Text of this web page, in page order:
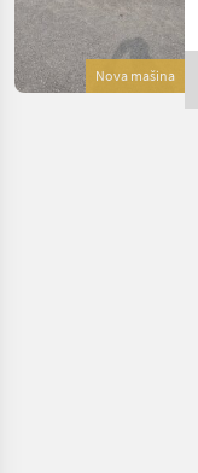
Nova mašina